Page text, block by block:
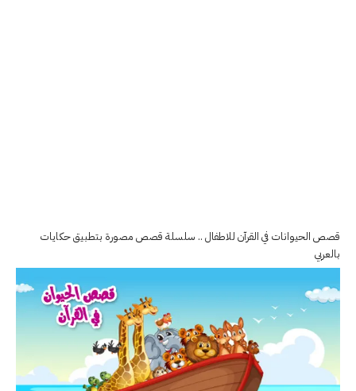
قصص الحيوانات في القرآن للاطفال .. سلسلة قصص مصورة بتطبيق حكايات
بالعربي